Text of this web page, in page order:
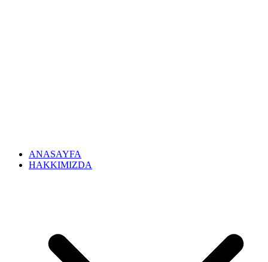
ANASAYFA
HAKKIMIZDA